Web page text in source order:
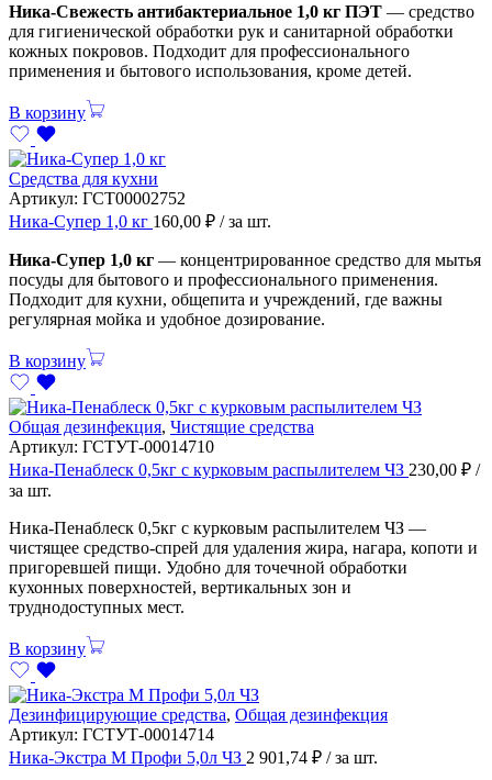
Ника-Свежесть антибактериальное 1,0 кг ПЭТ — средство
для гигиенической обработки рук и санитарной обработки
кожных покровов. Подходит для профессионального
применения и бытового использования, кроме детей.
В корзину
Средства для кухни
Артикул: ГСТ00002752
Ника-Супер 1,0 кг 160,00 ₽ / за шт.
Ника-Супер 1,0 кг — концентрированное средство для мытья
посуды для бытового и профессионального применения.
Подходит для кухни, общепита и учреждений, где важны
регулярная мойка и удобное дозирование.
В корзину
Общая дезинфекция, Чистящие средства
Артикул: ГСТУТ-00014710
Ника-Пенаблеск 0,5кг с курковым распылителем ЧЗ 230,00 ₽ /
за шт.
Ника-Пенаблеск 0,5кг с курковым распылителем ЧЗ —
чистящее средство-спрей для удаления жира, нагара, копоти и
пригоревшей пищи. Удобно для точечной обработки
кухонных поверхностей, вертикальных зон и
труднодоступных мест.
В корзину
Дезинфицирующие средства, Общая дезинфекция
Артикул: ГСТУТ-00014714
Ника-Экстра М Профи 5,0л ЧЗ 2 901,74 ₽ / за шт.